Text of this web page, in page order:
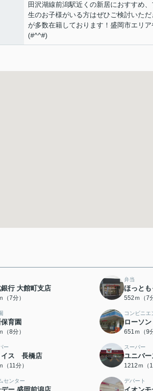
田沢湖線前潟駅近くの新居におすすめ
生のお子様がいる方はぜひご検討いた
が多数在籍しております！盛岡市エリ
(#^^#)
行 大館町支店
（7分）
弁当
ほっと
552ｍ（7
育園
（8分）
コンビニエ
ローソ
651ｍ（9
ー
イス 長橋店
（11分）
スーパー
ユニバ
1212ｍ（
センター デパート